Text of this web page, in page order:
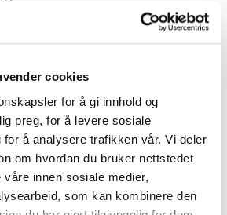
cookies
for å gi innhold og
preg, for å levere sosiale
for å analysere trafikken vår. Vi deler
om hvordan du bruker nettstedet
innen sosiale medier,
som kan kombinere den
kommunar, banar Lindås
omsorgstenester.